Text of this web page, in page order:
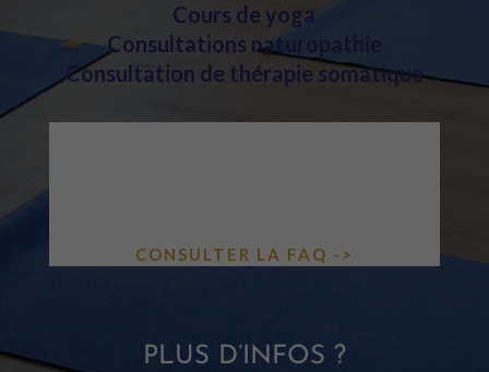
Cours de yoga
Consultations naturopathie
Consultation de thérapie somatique
CONSULTER LA FAQ ->
PLUS D’INFOS ?